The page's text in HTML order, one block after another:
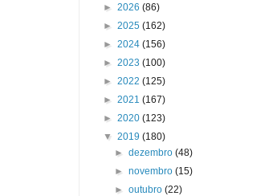
► 2026 (86)
► 2025 (162)
► 2024 (156)
► 2023 (100)
► 2022 (125)
► 2021 (167)
► 2020 (123)
▼ 2019 (180)
► dezembro (48)
► novembro (15)
► outubro (22)